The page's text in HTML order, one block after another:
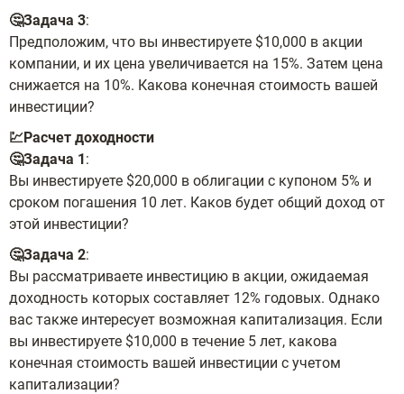
🤔Задача 3:
Предположим, что вы инвестируете $10,000 в акции
компании, и их цена увеличивается на 15%. Затем цена
снижается на 10%. Какова конечная стоимость вашей
инвестиции?
💹Расчет доходности
🤔Задача 1:
Вы инвестируете $20,000 в облигации с купоном 5% и
сроком погашения 10 лет. Каков будет общий доход от
этой инвестиции?
🤔Задача 2:
Вы рассматриваете инвестицию в акции, ожидаемая
доходность которых составляет 12% годовых. Однако
вас также интересует возможная капитализация. Если
вы инвестируете $10,000 в течение 5 лет, какова
конечная стоимость вашей инвестиции с учетом
капитализации?